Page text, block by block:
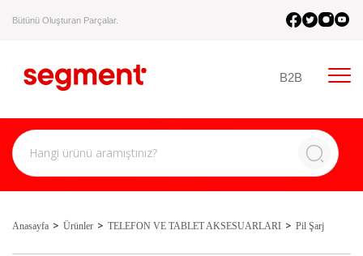
Bütünü Oluşturan Parçalar.
B2B
Anasayfa Ürünler TELEFON VE TABLET AKSESUARLARI Pil Şarj